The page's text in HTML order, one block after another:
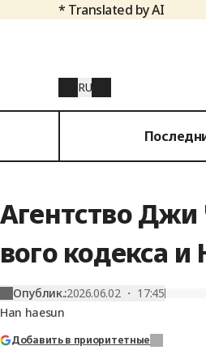
* Translated by AI
RU
Агентство Джи
вого кодекса и
Опублик.:2026.06.02 ・ 17:45
Han haesun
Добавить в приоритетные